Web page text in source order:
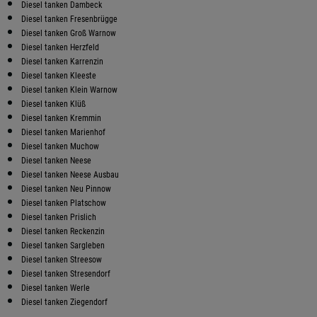
Diesel tanken Dambeck
Diesel tanken Fresenbrügge
Diesel tanken Groß Warnow
Diesel tanken Herzfeld
Diesel tanken Karrenzin
Diesel tanken Kleeste
Diesel tanken Klein Warnow
Diesel tanken Klüß
Diesel tanken Kremmin
Diesel tanken Marienhof
Diesel tanken Muchow
Diesel tanken Neese
Diesel tanken Neese Ausbau
Diesel tanken Neu Pinnow
Diesel tanken Platschow
Diesel tanken Prislich
Diesel tanken Reckenzin
Diesel tanken Sargleben
Diesel tanken Streesow
Diesel tanken Stresendorf
Diesel tanken Werle
Diesel tanken Ziegendorf